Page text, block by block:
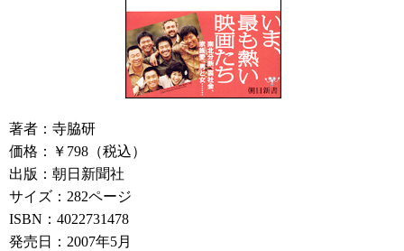
著者：寺脇研
価格：￥798（税込）
出版：朝日新聞社
サイズ：282ページ
ISBN：4022731478
発売日：2007年5月